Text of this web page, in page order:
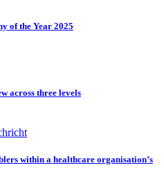
of the Year 2025
across three levels
within a healthcare organisation’s